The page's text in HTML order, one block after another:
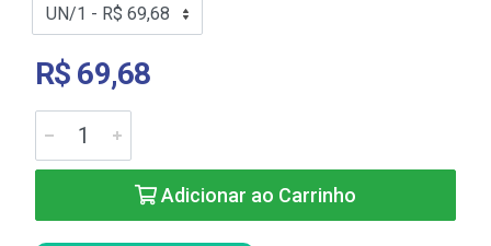
R$ 69,68
Adicionar ao Carrinho